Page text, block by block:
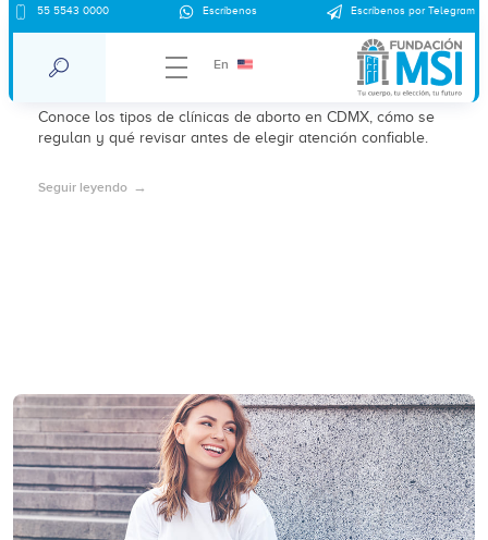
55 5543 0000 Escríbenos Escríbenos por Telegram
En
Clínicas de aborto en CDMX – clínica
Coyoacán: tipos, regulación y qué
considerar en 2026
Conoce los tipos de clínicas de aborto en CDMX, cómo se
regulan y qué revisar antes de elegir atención confiable.
Seguir leyendo